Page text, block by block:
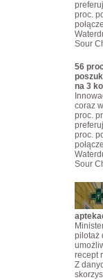
proc.
Sour
56
na 3
coraz
proc.
proc.
Sour
pilotaż
recept
Z